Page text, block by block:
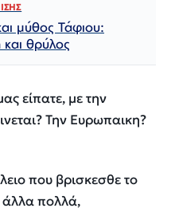
μύθος Τάφιου:
θρύλος
είπατε, με την
Την Ευρωπαικη?
που βρισκεσθε το
άλλα πολλά,